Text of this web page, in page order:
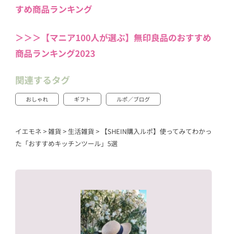
すめ商品ランキング
＞＞＞【マニア100人が選ぶ】無印良品のおすすめ
商品ランキング2023
関連するタグ
おしゃれ ギフト ルポ／ブログ
イエモネ >雑貨 > 生活雑貨 > 【SHEIN購入ルポ】使ってみてわかっ
た「おすすめキッチンツール」5選